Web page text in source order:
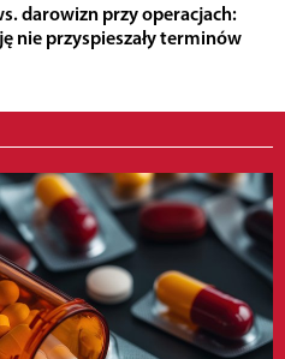
darowizn przy operacjach:
nie przyspieszały terminów